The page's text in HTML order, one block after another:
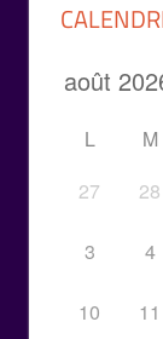
L M
27
28
3 4
10 11